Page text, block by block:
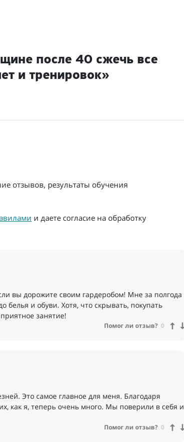
после 40 сжечь все
и тренировок»
отзывов, результаты обучения
и даете согласие на обработку
вы дорожите своим гардеробом! Мне за полгода
и обуви. Хотя, что скрывать, покупать
занятие!
Помог ли отзыв? 0
Это самое главное для меня. Благодаря
как я, теперь очень много. Мы поверили в себя и
Помог ли отзыв? 0